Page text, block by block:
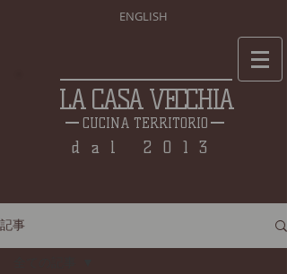
ENGLISH
LA CASA VECCHIA
CUCINA TERRITORIO
dal 2013
記事